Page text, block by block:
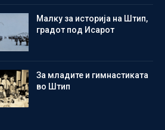
Малку за историја на Штип,
градот под Исарот
Зa младите и гимнастиката
во Штип